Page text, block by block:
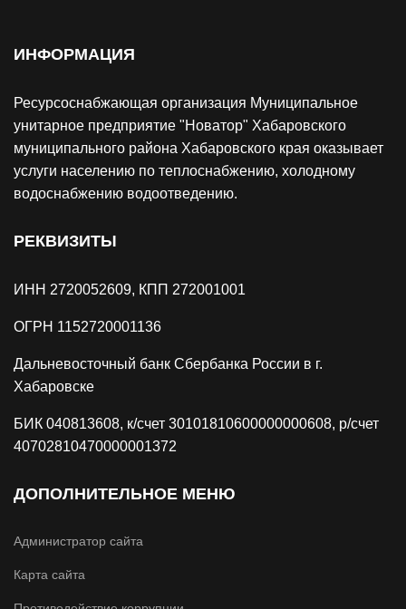
ИНФОРМАЦИЯ
Ресурсоснабжающая организация Муниципальное
унитарное предприятие "Новатор" Хабаровского
муниципального района Хабаровского края оказывает
услуги населению по теплоснабжению, холодному
водоснабжению водоотведению.
РЕКВИЗИТЫ
ИНН 2720052609, КПП 272001001
ОГРН 1152720001136
Дальневосточный банк Сбербанка России в г.
Хабаровске
БИК 040813608, к/счет 30101810600000000608, р/счет
40702810470000001372
ДОПОЛНИТЕЛЬНОЕ МЕНЮ
Администратор сайта
Карта сайта